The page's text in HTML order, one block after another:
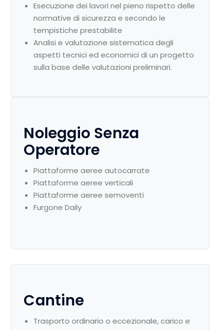
Esecuzione dei lavori nel pieno rispetto delle
normative di sicurezza e secondo le
tempistiche prestabilite
Analisi e valutazione sistematica degli
aspetti tecnici ed economici di un progetto
sulla base delle valutazioni preliminari.
Noleggio Senza
Operatore
Piattaforme aeree autocarrate
Piattaforme aeree verticali
Piattaforme aeree semoventi
Furgone Daily
Cantine
Trasporto ordinario o eccezionale, carico e